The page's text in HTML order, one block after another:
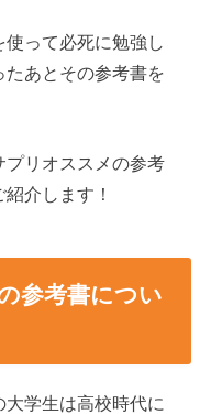
って必死に勉強し
あとその参考書を
プリオススメの参考
紹介します！
参考書につい
大学生は高校時代に